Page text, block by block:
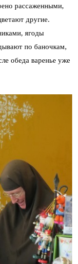
рассаженными,
другие.
ягоды
по баночкам,
обеда варенье уже